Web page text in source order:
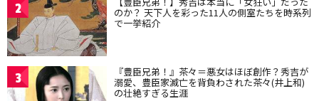
2 のか？ 天下人を彩った11人の側室たちを時系列
で一挙紹介
3 『豊臣兄弟！』茶々＝悪女はほぼ創作？秀吉が
溺愛、豊臣家滅亡を背負わされた茶々(井上和)
の壮絶すぎる生涯